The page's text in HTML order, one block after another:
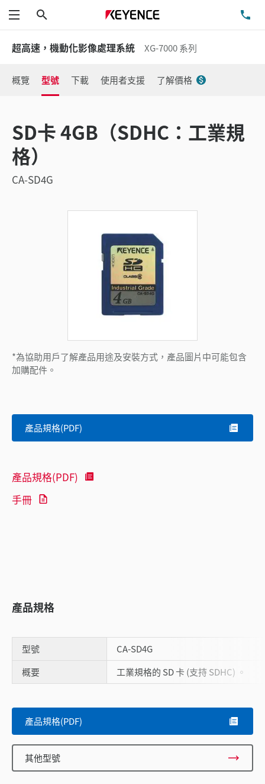
功能表
超高速，機動化影像處理系統 XG-7000 系列
概覽 型號 下載 使用者支援 了解價格
SD卡 4GB（SDHC：工業規
格）
CA-SD4G
*為協助用戶了解產品用途及安裝方式，產品圖片中可能包含
加購配件。
產品規格(PDF)
產品規格(PDF)
手冊
產品規格
型號
CA-SD4G
概要
工業規格的 SD 卡 (支持 SDHC) 。
產品規格(PDF)
其他型號